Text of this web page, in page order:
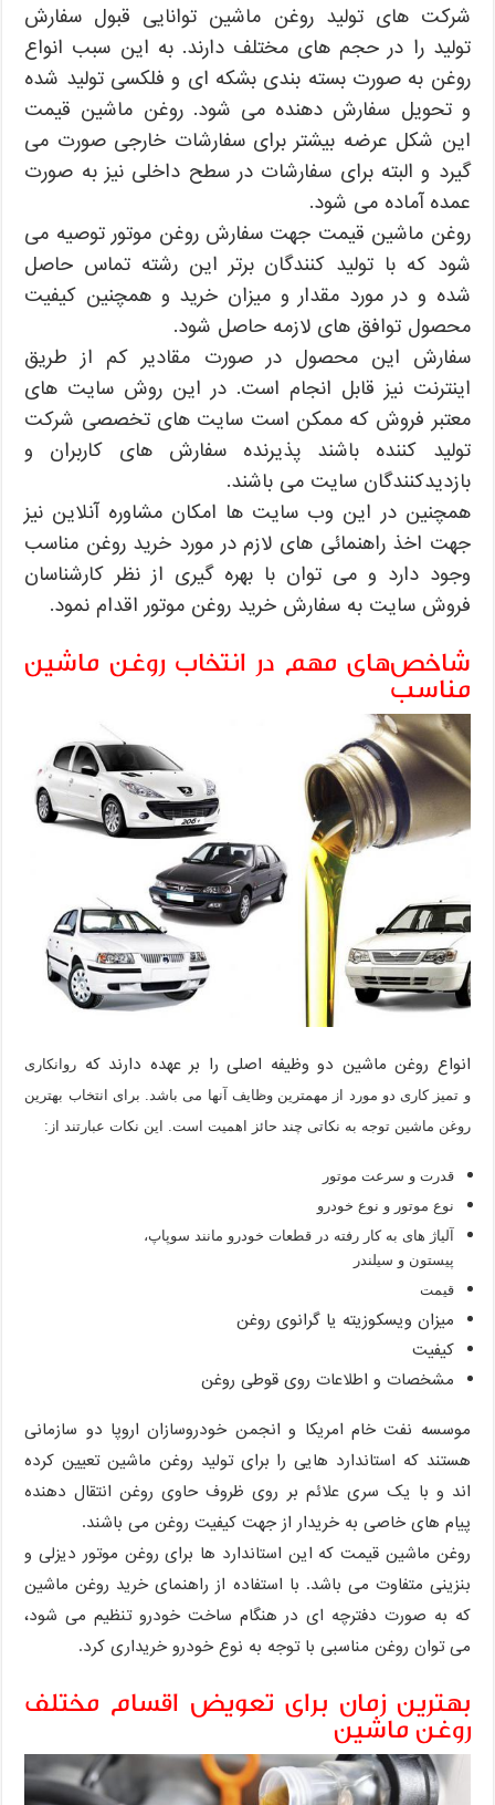
شرکت های تولید روغن ماشین توانایی قبول سفارش
تولید را در حجم های مختلف دارند. به این سبب انواع
روغن به صورت بسته بندی بشکه ای و فلکسی تولید شده
و تحویل سفارش دهنده می شود. روغن ماشین قیمت
این شکل عرضه بیشتر برای سفارشات خارجی صورت می
گیرد و البته برای سفارشات در سطح داخلی نیز به صورت
عمده آماده می شود.
روغن ماشین قیمت جهت سفارش روغن موتور توصیه می
شود که با تولید کنندگان برتر این رشته تماس حاصل
شده و در مورد مقدار و میزان خرید و همچنین کیفیت
محصول توافق های لازمه حاصل شود.
سفارش این محصول در صورت مقادیر کم از طریق
اینترنت نیز قابل انجام است. در این روش سایت های
معتبر فروش که ممکن است سایت های تخصصی شرکت
تولید کننده باشند پذیرنده سفارش های کاربران و
بازدیدکنندگان سایت می باشند.
همچنین در این وب سایت ها امکان مشاوره آنلاین نیز
جهت اخذ راهنمائی های لازم در مورد خرید روغن مناسب
وجود دارد و می توان با بهره گیری از نظر کارشناسان
فروش سایت به سفارش خرید روغن موتور اقدام نمود.
شاخص‌های مهم در انتخاب روغن ماشین
مناسب
انواع روغن ماشین دو وظیفه اصلی را بر عهده دارند که روانکاری
و تمیز کاری دو مورد از مهمترین وظایف آنها می باشد. برای انتخاب بهترین
روغن ماشین توجه به نکاتی چند حائز اهمیت است. این نکات عبارتند از:
قدرت و سرعت موتور
نوع موتور و نوع خودرو
آلیاژ های به کار رفته در قطعات خودرو مانند سوپاپ،
پیستون و سیلندر
قیمت
میزان ویسکوزیته یا گرانوی روغن
کیفیت
مشخصات و اطلاعات روی قوطی روغن
موسسه نفت خام امریکا و انجمن خودروسازان اروپا دو سازمانی
هستند که استاندارد هایی را برای تولید روغن ماشین تعیین کرده
اند و با یک سری علائم بر روی ظروف حاوی روغن انتقال دهنده
پیام های خاصی به خریدار از جهت کیفیت روغن می باشند.
روغن ماشین قیمت که این استاندارد ها برای روغن موتور دیزلی و
بنزینی متفاوت می باشد. با استفاده از راهنمای خرید روغن ماشین
که به صورت دفترچه ای در هنگام ساخت خودرو تنظیم می شود،
می توان روغن مناسبی با توجه به نوع خودرو خریداری کرد.
بهترین زمان برای تعویض اقسام مختلف
روغن ماشین